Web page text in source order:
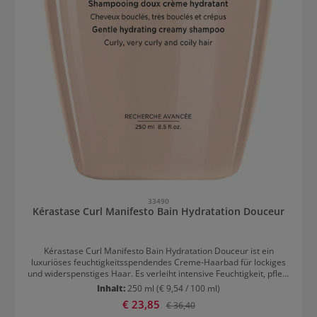
33490
Kérastase Curl Manifesto Bain Hydratation Douceur
Kérastase Curl Manifesto Bain Hydratation Douceur ist ein
luxuriöses feuchtigkeitsspendendes Creme-Haarbad für lockiges
und widerspenstiges Haar. Es verleiht intensive Feuchtigkeit, pflegt
das Haar und reinigt sanft. Kérastase Curl Manifesto Bain
Hydratation Douceur Shampoo für anmutige Locken Das luxuriöse
Lockenshampoo von Kérastase enthält Ceramide und Manuka
Inhalt:250 ml (€ 9,54 / 100 ml)
Verkaufspreis:
€ 23,85 Regulärer Preis:
€ 36,40